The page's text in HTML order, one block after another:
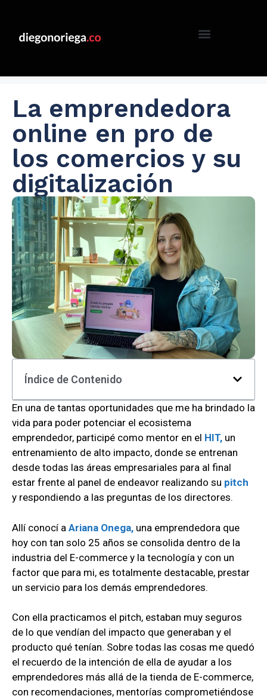
La emprendedora
online en pro de
los comercios y su
digitalización
Índice de Contenido
En una de tantas oportunidades que me ha brindado la
vida para poder potenciar el ecosistema
emprendedor, participé como mentor en el HIT, un
entrenamiento de alto impacto, donde se entrenan
desde todas las áreas empresariales para al final
estar frente al panel de endeavor realizando su pitch
y respondiendo a las preguntas de los directores.
Allí conocí a Ariana Onega, una emprendedora que
hoy con tan solo 25 años se consolida dentro de la
industria del E-commerce y la tecnología y con un
factor que para mi, es totalmente destacable, prestar
un servicio para los demás emprendedores.
Con ella practicamos el pitch, estaban muy seguros
de lo que vendían del impacto que generaban y el
producto qué tenían. Sobre todas las cosas me quedó
el recuerdo de la intención de ella de ayudar a los
emprendedores más allá de la tienda de E-commerce,
con recomendaciones, mentorías comprometiéndose